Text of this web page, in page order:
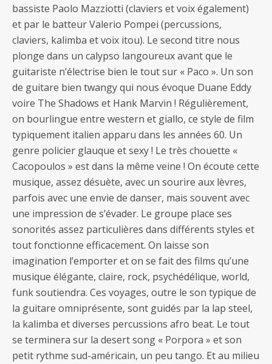
bassiste Paolo Mazziotti (claviers et voix également)
et par le batteur Valerio Pompei (percussions,
claviers, kalimba et voix itou). Le second titre nous
plonge dans un calypso langoureux avant que le
guitariste n’électrise bien le tout sur « Paco ». Un son
de guitare bien twangy qui nous évoque Duane Eddy
voire The Shadows et Hank Marvin ! Régulièrement,
on bourlingue entre western et giallo, ce style de film
typiquement italien apparu dans les années 60. Un
genre policier glauque et sexy ! Le très chouette «
Cacopoulos » est dans la même veine ! On écoute cette
musique, assez désuète, avec un sourire aux lèvres,
parfois avec une envie de danser, mais souvent avec
une impression de s’évader. Le groupe place ses
sonorités assez particulières dans différents styles et
tout fonctionne efficacement. On laisse son
imagination l’emporter et on se fait des films qu’une
musique élégante, claire, rock, psychédélique, world,
funk soutiendra. Ces voyages, outre le son typique de
la guitare omniprésente, sont guidés par la lap steel,
la kalimba et diverses percussions afro beat. Le tout
se terminera sur la desert song « Porpora » et son
petit rythme sud-américain, un peu tango. Et au milieu